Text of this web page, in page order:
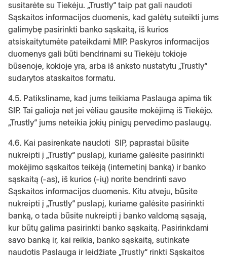
susitarėte su Tiekėju. „Trustly“ taip pat gali naudoti
Sąskaitos informacijos duomenis, kad galėtų suteikti jums
galimybę pasirinkti banko sąskaitą, iš kurios
atsiskaitytumėte pateikdami MIP. Paskyros informacijos
duomenys gali būti bendrinami su Tiekėju tokioje
būsenoje, kokioje yra, arba iš anksto nustatytu „Trustly“
sudarytos ataskaitos formatu.
4.5. Patiksliname, kad jums teikiama Paslauga apima tik
SIP. Tai galioja net jei vėliau gausite mokėjimą iš Tiekėjo.
„Trustly“ jums neteikia jokių pinigų pervedimo paslaugų.
4.6. Kai pasirenkate naudoti SIP, paprastai būsite
nukreipti į „Trustly“ puslapį, kuriame galėsite pasirinkti
mokėjimo sąskaitos teikėją (internetinį banką) ir banko
sąskaitą (-as), iš kurios (-ių) norite bendrinti savo
Sąskaitos informacijos duomenis. Kitu atveju, būsite
nukreipti į „Trustly“ puslapį, kuriame galėsite pasirinkti
banką, o tada būsite nukreipti į banko valdomą sąsają,
kur būtų galima pasirinkti banko sąskaitą. Pasirinkdami
savo banką ir, kai reikia, banko sąskaitą, sutinkate
naudotis Paslauga ir leidžiate „Trustly“ rinkti Sąskaitos